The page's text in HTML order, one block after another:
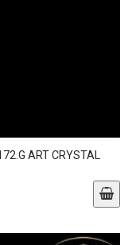
ART CRYSTAL